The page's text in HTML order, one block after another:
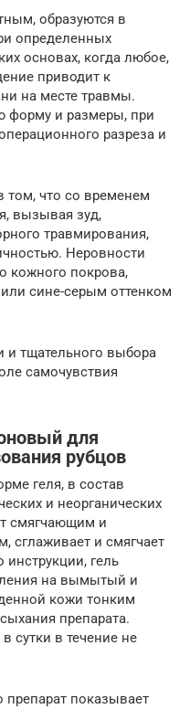
образуются в
определенных
основах, когда любое,
приводит к
на месте травмы.
форму и размеры, при
разреза и
том, что со временем
вызывая зуд,
травмирования,
Неровности
кожного покрова,
сине-серым оттенком
и тщательного выбора
самочувствия
для
рубцов
геля, в состав
и неорганических
смягчающим и
сглаживает и смягчает
гель
на вымытый и
кожи тонким
препарата.
сутки в течение не
препарат показывает